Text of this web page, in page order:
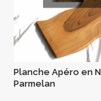
Planche Apéro en
Parmelan